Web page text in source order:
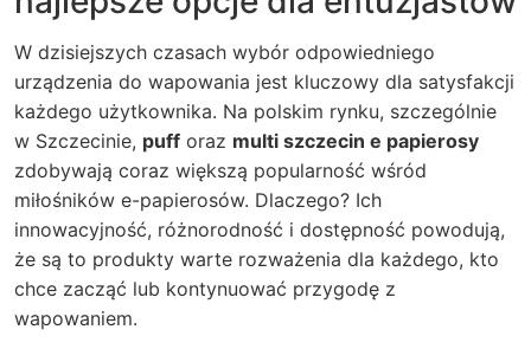
W dzisiejszych czasach wybór odpowiedniego
urządzenia do wapowania jest kluczowy dla satysfakcji
każdego użytkownika. Na polskim rynku, szczególnie
w Szczecinie, puff oraz multi szczecin e papierosy
zdobywają coraz większą popularność wśród
miłośników e-papierosów. Dlaczego? Ich
innowacyjność, różnorodność i dostępność powodują,
że są to produkty warte rozważenia dla każdego, kto
chce zacząć lub kontynuować przygodę z
wapowaniem.